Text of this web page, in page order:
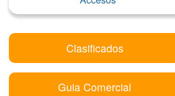
Clasificados
Guia Comercial